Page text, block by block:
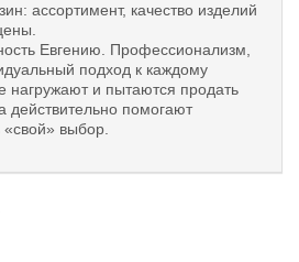
ассортимент, качество изделий
Евгению. Профессионализм,
подход к каждому
нагружают и пытаются продать
действительно помогают
«свой» выбор.